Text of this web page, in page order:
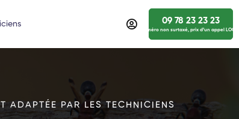
09 78 23 23 23
numéro non surtaxé, prix d’un appel
ADAPTÉE PAR LES TECHNICIENS